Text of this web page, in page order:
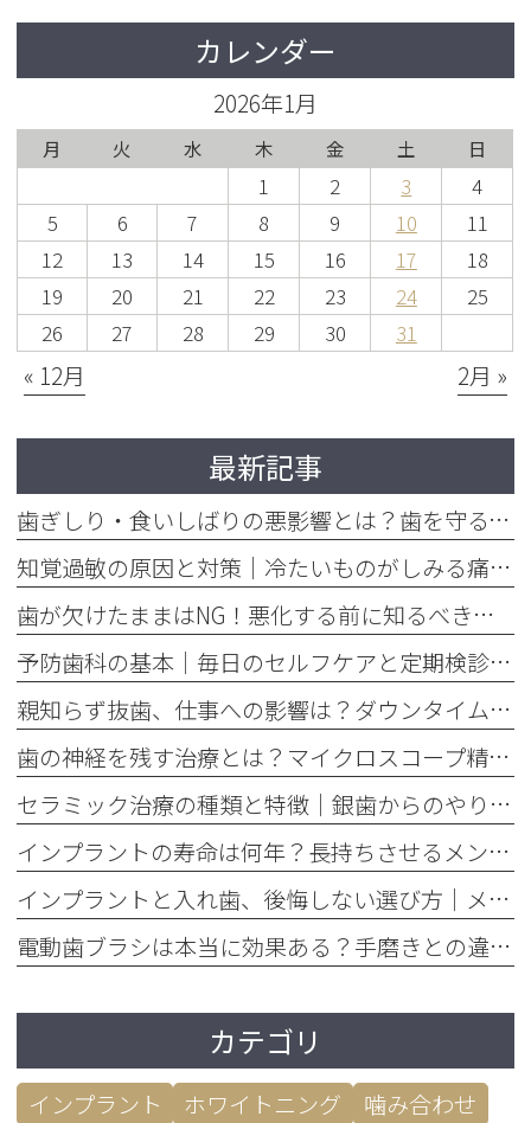
カレンダー
2026年1月
月 火 水 木 金 土 日
1 2 3
4
5
6 7 8 9 10
11
12
13 14 15 16 17
18
19
20 21 22 23 24
25
26
27 28 29 30 31
« 12月 2月 »
最新記事
歯ぎしり・食いしばりの悪影響とは？歯を守るマウスピースの役割
知覚過敏の原因と対策｜冷たいものがしみる痛みを今すぐ和らげる方法
歯が欠けたままはNG！悪化する前に知るべき応急処置と歯医者での治療
予防歯科の基本｜毎日のセルフケアと定期検診で将来の歯を守る方法
親知らず抜歯、仕事への影響は？ダウンタイムと抜く基準を解説
歯の神経を残す治療とは？マイクロスコープ精密根管治療のメリット
セラミック治療の種類と特徴｜銀歯からのやり替えで後悔しない選び方
インプラントの寿命は何年？長持ちさせるメンテナンスの重要性を解説
インプラントと入れ歯、後悔しない選び方｜メリット・デメリット徹底比較
電動歯ブラシは本当に効果ある？手磨きとの違いを歯垢除去率で比較
カテゴリ
インプラント ホワイトニング
噛み合わせ